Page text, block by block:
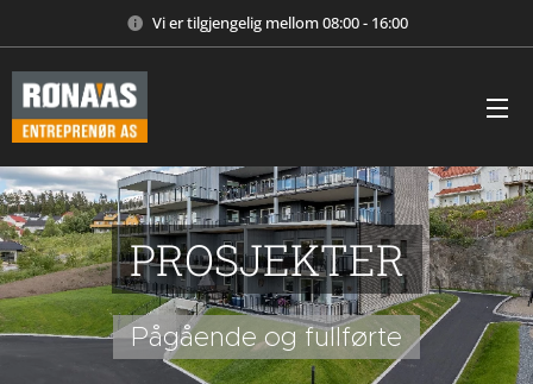
Vi er tilgjengelig mellom 08:00 - 16:00
PROSJEKTER
Pågående og fullførte